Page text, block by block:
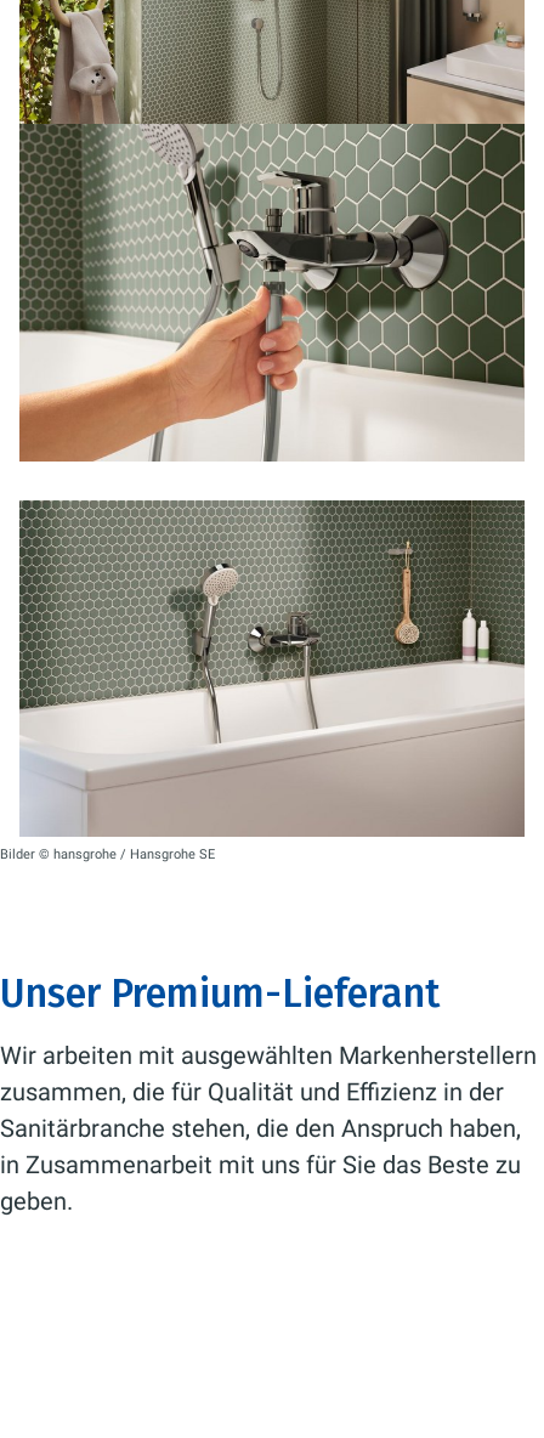
Bilder © hansgrohe / Hansgrohe SE
Unser Premium-Lieferant
Wir arbeiten mit ausgewählten Markenherstellern
zusammen, die für Qualität und Effizienz in der
Sanitärbranche stehen, die den Anspruch haben,
in Zusammenarbeit mit uns für Sie das Beste zu
geben.